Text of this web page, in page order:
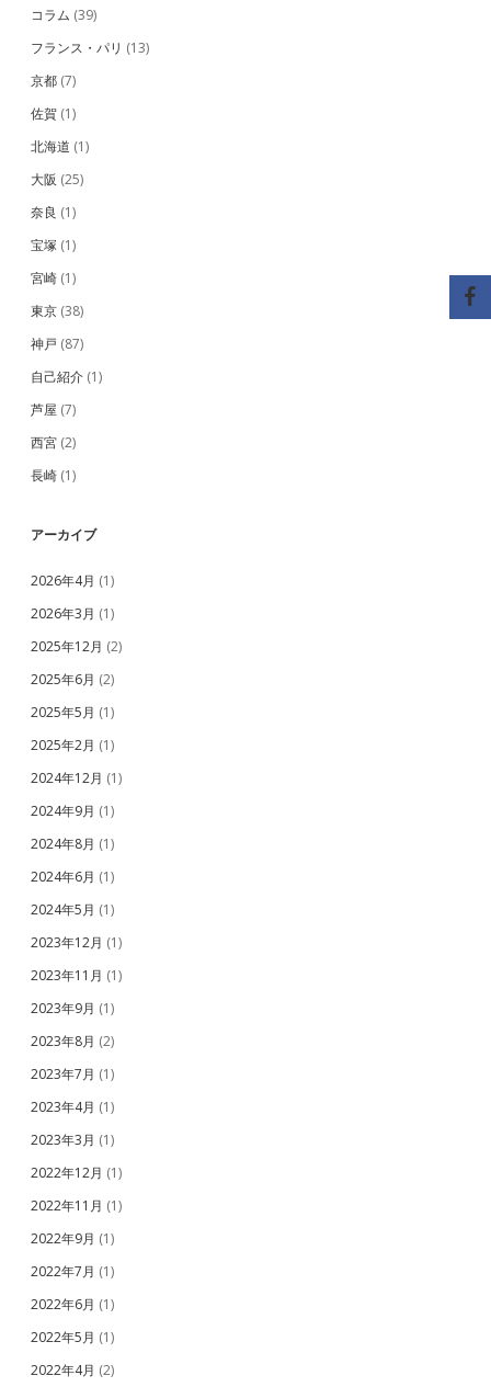
コラム (39)
フランス・パリ (13)
京都 (7)
佐賀 (1)
北海道 (1)
大阪 (25)
奈良 (1)
宝塚 (1)
宮崎 (1)
東京 (38)
神戸 (87)
自己紹介 (1)
芦屋 (7)
西宮 (2)
長崎 (1)
アーカイブ
2026年4月 (1)
2026年3月 (1)
2025年12月 (2)
2025年6月 (2)
2025年5月 (1)
2025年2月 (1)
2024年12月 (1)
2024年9月 (1)
2024年8月 (1)
2024年6月 (1)
2024年5月 (1)
2023年12月 (1)
2023年11月 (1)
2023年9月 (1)
2023年8月 (2)
2023年7月 (1)
2023年4月 (1)
2023年3月 (1)
2022年12月 (1)
2022年11月 (1)
2022年9月 (1)
2022年7月 (1)
2022年6月 (1)
2022年5月 (1)
2022年4月 (2)